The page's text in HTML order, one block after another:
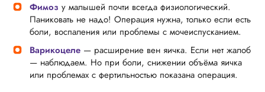
Фимоз у малышей почти всегда физиологический.
Паниковать не надо! Операция нужна, только если есть
боли, воспаления или проблемы с мочеиспусканием.
Варикоцеле — расширение вен яичка. Если нет жалоб
— наблюдаем. Но при боли, снижении объёма яичка
или проблемах с фертильностью показана операция.